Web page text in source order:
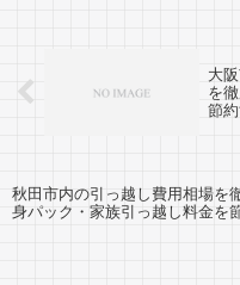
大
を
節
秋田市内の引っ越し費用相場を
身パック・家族引っ越し料金を